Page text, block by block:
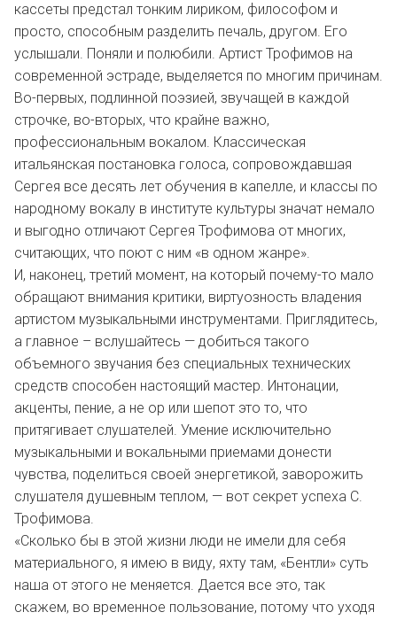
кассеты предстал тонким лириком, философом и
просто, способным разделить печаль, другом. Его
услышали. Поняли и полюбили. Артист Трофимов на
современной эстраде, выделяется по многим причинам.
Во-первых, подлинной поэзией, звучащей в каждой
строчке, во-вторых, что крайне важно,
профессиональным вокалом. Классическая
итальянская постановка голоса, сопровождавшая
Сергея все десять лет обучения в капелле, и классы по
народному вокалу в институте культуры значат немало
и выгодно отличают Сергея Трофимова от многих,
считающих, что поют с ним «в одном жанре».
И, наконец, третий момент, на который почему-то мало
обращают внимания критики, виртуозность владения
артистом музыкальными инструментами. Приглядитесь,
а главное – вслушайтесь — добиться такого
объемного звучания без специальных технических
средств способен настоящий мастер. Интонации,
акценты, пение, а не ор или шепот это то, что
притягивает слушателей. Умение исключительно
музыкальными и вокальными приемами донести
чувства, поделиться своей энергетикой, заворожить
слушателя душевным теплом, — вот секрет успеха С.
Трофимова.
«Сколько бы в этой жизни люди не имели для себя
материального, я имею в виду, яхту там, «Бентли» суть
наша от этого не меняется. Дается все это, так
скажем, во временное пользование, потому что уходя